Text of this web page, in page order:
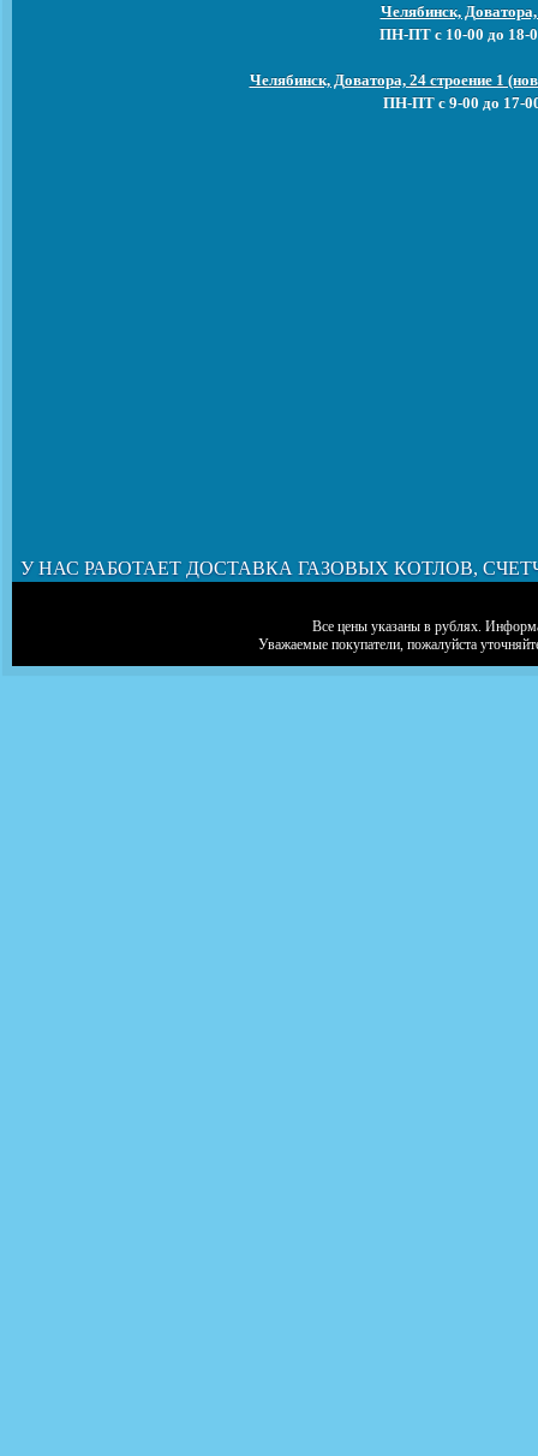
Челябинск,
ПН-ПТ с 10-00 до 18-
Челябинск, Доватора, 24 строение 1
ПН-ПТ с 9-00 до 17-
У НАС РАБОТАЕТ ДОСТАВКА ГАЗОВЫХ КОТЛОВ,
Все цены указаны в рублях.
Уважаемые покупатели, пожалуйста